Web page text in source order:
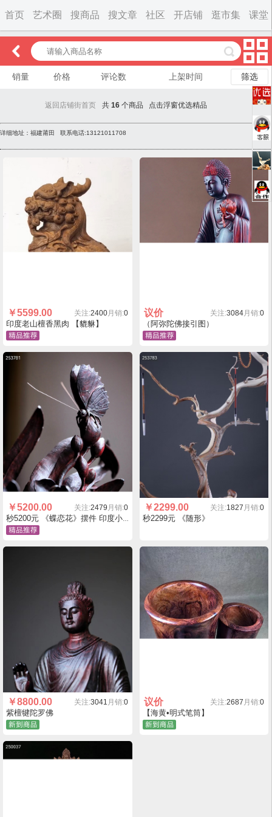
首页 艺术圈 搜商品 搜文章 社区 开店铺 逛市集 课堂
销量 价格 评论数 上架时间 筛选
返回店铺街首页 共 16 个商品 点击浮窗优选精品
详细地址：福建莆田 联系电话:13121011708
印度老山檀香黑肉 【貔貅】
￥5599.00 月销:0
关注:2400
（阿弥陀佛接引图）
议价 月销:0
关注:3084
秒5200元 《蝶恋花》摆件 印度小叶紫檀整料
￥5200.00 月销:0
关注:2479
秒2299元 《随形》
￥2299.00 月销:0
关注:1827
紫檀犍陀罗佛
￥8800.00 月销:0
关注:3041
【海黄•明式笔筒】
议价 月销:0
关注:2687